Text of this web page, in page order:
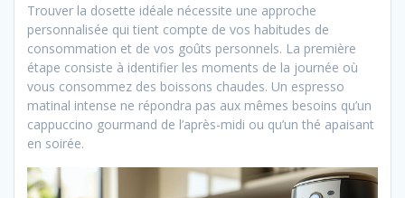
Trouver la dosette idéale nécessite une approche
personnalisée qui tient compte de vos habitudes de
consommation et de vos goûts personnels. La première
étape consiste à identifier les moments de la journée où
vous consommez des boissons chaudes. Un espresso
matinal intense ne répondra pas aux mêmes besoins qu’un
cappuccino gourmand de l’après-midi ou qu’un thé apaisant
en soirée.